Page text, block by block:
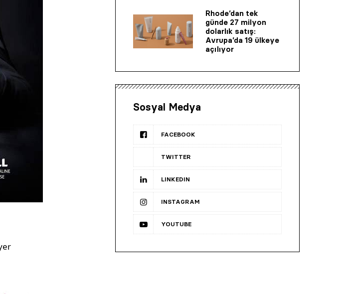
Rhode’dan tek
günde 27 milyon
dolarlık satış:
Avrupa’da 19 ülkeye
açılıyor
Sosyal Medya
FACEBOOK
TWITTER
LINKEDIN
INSTAGRAM
YOUTUBE